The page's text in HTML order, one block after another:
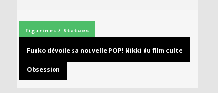
Figurines / Statues
Funko dévoile sa nouvelle POP! Nikki du film culte
Obsession